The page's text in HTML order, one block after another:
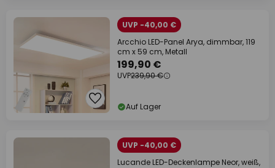
UVP -40,00 €
Arcchio LED-Panel Arya, dimmbar, 119
cm x 59 cm, Metall
199,90 €
UVP239,90 €
Auf Lager
UVP -40,00 €
Lucande LED-Deckenlampe Neor, weiß,